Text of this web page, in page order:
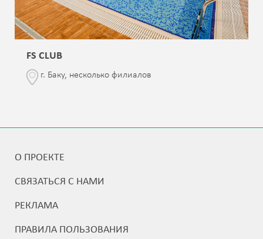
FS CLUB
г. Баку, несколько филиалов
О ПРОЕКТЕ
СВЯЗАТЬСЯ С НАМИ
РЕКЛАМА
ПРАВИЛА ПОЛЬЗОВАНИЯ